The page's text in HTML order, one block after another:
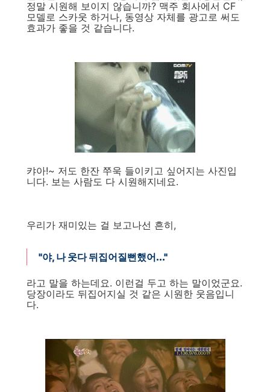
정말 시원해 보이지 않습니까? 맥주 회사에서 CF
모델로 스카웃 하거나, 동영상 자체를 광고로 써도
효과가 좋을 것 같습니다.
캬아!~ 저도 한잔 쭈욱 들이키고 싶어지는 사진입
니다. 보는 사람도 다 시원해지네요.
우리가 재미있는 걸 보고나선 흔히,
"야, 나 웃다 뒤집어질뻔했어..."
라고 말을 하는데요. 이런걸 두고 하는 말이었군요.
당장이라도 뒤집어지실 것 같은 시원한 웃음입니
다.